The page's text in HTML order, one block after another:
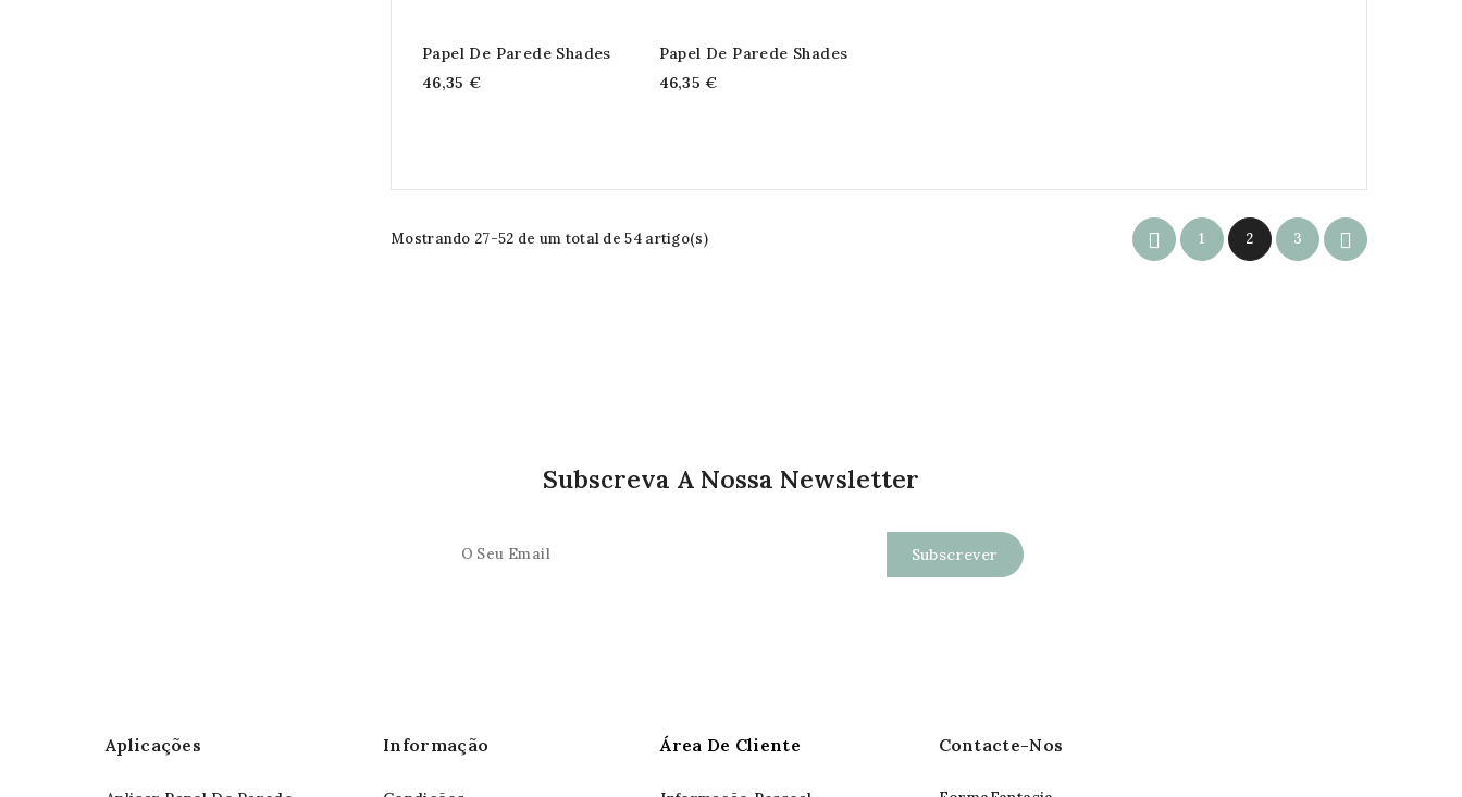
Papel De Parede Shades
46,35 €
Papel De Parede Shades
46,35 €
Mostrando 27-52 de um total de 54 artigo(s)  1 2 3 
Subscreva A Nossa Newsletter
Aplicações Informação Área De Cliente Contacte-Nos